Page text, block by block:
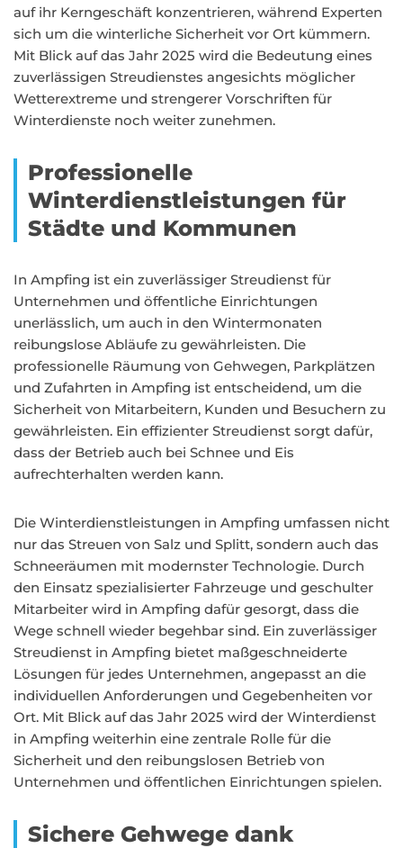
auf ihr Kerngeschäft konzentrieren, während Experten
sich um die winterliche Sicherheit vor Ort kümmern.
Mit Blick auf das Jahr 2025 wird die Bedeutung eines
zuverlässigen Streudienstes angesichts möglicher
Wetterextreme und strengerer Vorschriften für
Winterdienste noch weiter zunehmen.
Professionelle
Winterdienstleistungen für
Städte und Kommunen
In Ampfing ist ein zuverlässiger Streudienst für
Unternehmen und öffentliche Einrichtungen
unerlässlich, um auch in den Wintermonaten
reibungslose Abläufe zu gewährleisten. Die
professionelle Räumung von Gehwegen, Parkplätzen
und Zufahrten in Ampfing ist entscheidend, um die
Sicherheit von Mitarbeitern, Kunden und Besuchern zu
gewährleisten. Ein effizienter Streudienst sorgt dafür,
dass der Betrieb auch bei Schnee und Eis
aufrechterhalten werden kann.
Die Winterdienstleistungen in Ampfing umfassen nicht
nur das Streuen von Salz und Splitt, sondern auch das
Schneeräumen mit modernster Technologie. Durch
den Einsatz spezialisierter Fahrzeuge und geschulter
Mitarbeiter wird in Ampfing dafür gesorgt, dass die
Wege schnell wieder begehbar sind. Ein zuverlässiger
Streudienst in Ampfing bietet maßgeschneiderte
Lösungen für jedes Unternehmen, angepasst an die
individuellen Anforderungen und Gegebenheiten vor
Ort. Mit Blick auf das Jahr 2025 wird der Winterdienst
in Ampfing weiterhin eine zentrale Rolle für die
Sicherheit und den reibungslosen Betrieb von
Unternehmen und öffentlichen Einrichtungen spielen.
Sichere Gehwege dank